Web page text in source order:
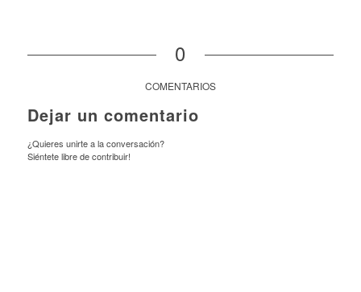
0
COMENTARIOS
Dejar un comentario
¿Quieres unirte a la conversación?
Siéntete libre de contribuir!